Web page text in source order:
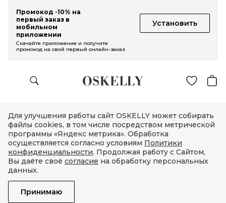
Промокод -10% на
первый заказ в
мобильном
приложении
Установить
Скачайте приложение и получите
промокод на свой первый онлайн-заказ
Для улучшения работы сайт OSKELLY может собирать
файлы cookies, в том числе посредством метрической
программы «Яндекс метрика». Обработка
осуществляется согласно условиям Политики
конфиденциальности. Продолжая работу с Сайтом,
Вы даёте своё согласие на обработку персональных
данных.
Принимаю